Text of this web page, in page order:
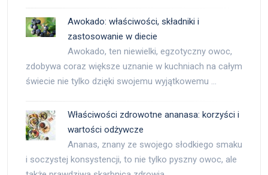
Awokado: właściwości, składniki i
zastosowanie w diecie
Awokado, ten niewielki, egzotyczny owoc,
zdobywa coraz większe uznanie w kuchniach na całym
świecie nie tylko dzięki swojemu wyjątkowemu …
Właściwości zdrowotne ananasa: korzyści i
wartości odżywcze
Ananas, znany ze swojego słodkiego smaku
i soczystej konsystencji, to nie tylko pyszny owoc, ale